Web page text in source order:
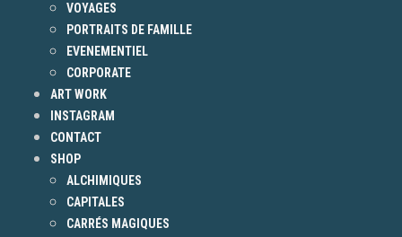
VOYAGES
PORTRAITS DE FAMILLE
EVENEMENTIEL
CORPORATE
ART WORK
INSTAGRAM
CONTACT
SHOP
ALCHIMIQUES
CAPITALES
CARRÉS MAGIQUES